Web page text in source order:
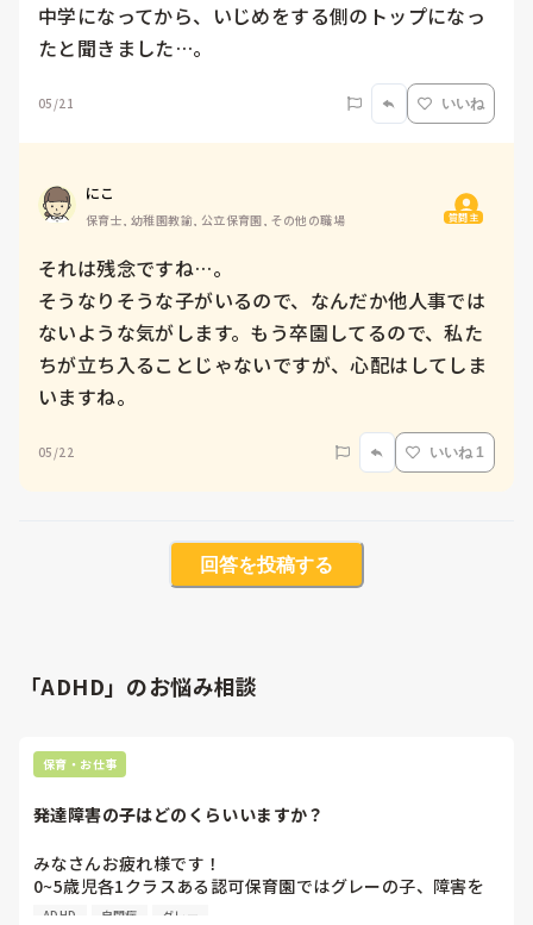
中学になってから、いじめをする側のトップになっ
たと聞きました…。
05/21 いいね
にこ
保育士, 幼稚園教諭, 公立保育園, その他の職場 質問主
それは残念ですね…。
そうなりそうな子がいるので、なんだか他人事では
ないような気がします。もう卒園してるので、私た
ちが立ち入ることじゃないですが、心配はしてしま
いますね。
05/22 いいね 1
回答を投稿する
「ADHD」のお悩み相談
保育・お仕事
発達障害の子はどのくらいいますか？
みなさんお疲れ様です！
0~5歳児各1クラスある認可保育園ではグレーの子、障害を
持っている子合わせて何人ほどいますか？？
ADHD 自閉症 グレー